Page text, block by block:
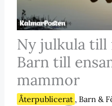
Ny julkula
Barn till
mammor
Återpublicerat , Barn &